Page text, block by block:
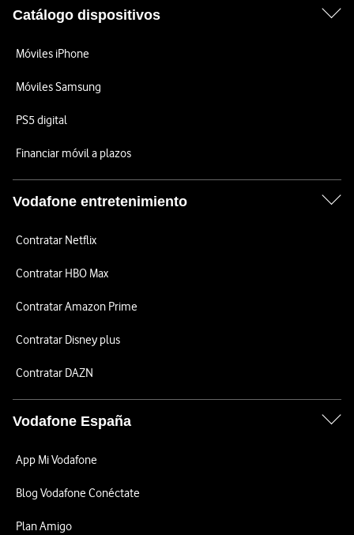
Catálogo dispositivos
Móviles iPhone
Móviles Samsung
PS5 digital
Financiar móvil a plazos
Vodafone entretenimiento
Contratar Netflix
Contratar HBO Max
Contratar Amazon Prime
Contratar Disney plus
Contratar DAZN
Vodafone España
App Mi Vodafone
Blog Vodafone Conéctate
Plan Amigo